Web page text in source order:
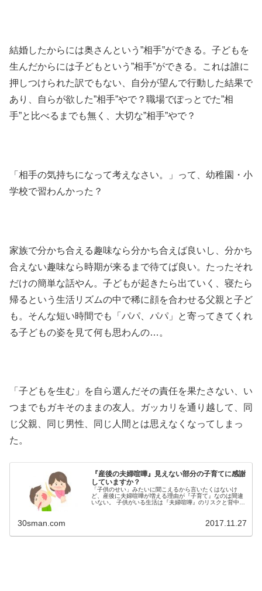
結婚したからには奥さんという”相手”ができる。子どもを
生んだからには子どもという”相手”ができる。これは誰に
押しつけられた訳でもない、自分が望んで行動した結果で
あり、自らが欲した”相手”やで？職場でぽっとでた”相
手”と比べるまでも無く、大切な”相手”やで？
「相手の気持ちになって考えなさい。」って、幼稚園・小
学校で習わんかった？
家族で分かち合える趣味なら分かち合えば良いし、分かち
合えない趣味なら時期が来るまで待てば良い。たったそれ
だけの簡単な話やん。子どもが起きたら出ていく、寝たら
帰るという生活リズムの中で稀に顔を合わせる父親と子ど
も。そんな短い時間でも「パパ、パパ」と寄ってきてくれ
る子どもの姿を見て何も思わんの…。
「子どもを生む」を自ら選んだその責任を果たさない、い
つまでもガキそのままの友人。ガッカリを通り越して、同
じ父親、同じ男性、同じ人間とは思えなくなってしまっ
た。
『産後の夫婦喧嘩』見えない部分の子育てに感謝
していますか？
「子供のせい」みたいに聞こえるから言いたくはないけ
ど、産後に夫婦喧嘩が増える理由が『子育て』なのは間違
いない。 子供がいる生活は『夫婦喧嘩』のリスクと背中合
30sman.com 2017.11.27